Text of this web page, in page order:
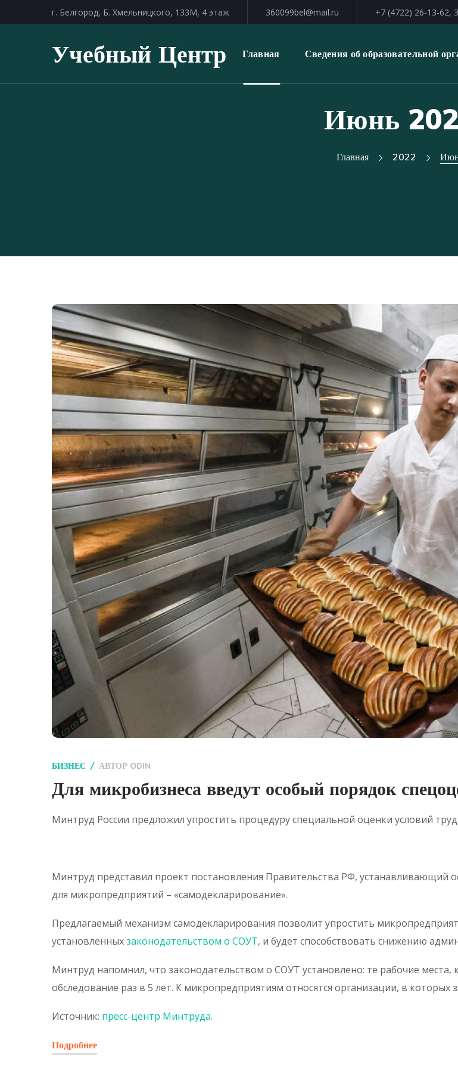
г. Белгород, Б. Хмельницкого, 133М, 4 этаж 360099bel@mail.ru +7 (4722) 26-13-62,
Учебный Центр Главная Сведения об образовательной
Июнь
Главная 2022
БИЗНЕС АВТОР ODIN
Для микробизнеса введут особый порядок
Минтруд России предложил упростить процедуру специальной оценки условий
Минтруд представил проект постановления Правительства РФ, устанавливающий
для микропредприятий – «самодекларирование».
Предлагаемый механизм самодекларирования позволит упростить
установленныхзаконодательством о СОУТ, и будет способствовать снижению
Минтруд напомнил, что законодательством о СОУТ установлено: те рабочие
обследование раз в 5 лет. К микропредприятиям относятся организации, в которых
Источник: пресс-центр Минтруда.
Подробнее